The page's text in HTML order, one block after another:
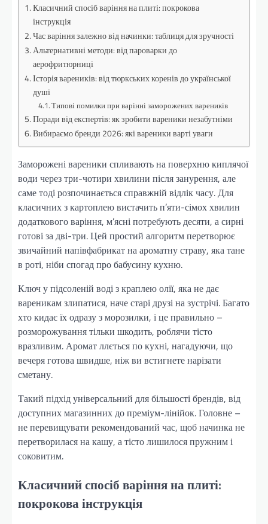
Класичний спосіб варіння на плиті: покрокова
інструкція
Час варіння залежно від начинки: таблиця для зручності
Альтернативні методи: від пароварки до
аерофритюрниці
Історія вареників: від тюркських коренів до української
душі
Типові помилки при варінні заморожених вареників
Поради від експертів: як зробити вареники незабутніми
Вибираємо бренди 2026: які вареники варті уваги
Заморожені вареники спливають на поверхню киплячої
води через три-чотири хвилини після занурення, але
саме тоді розпочинається справжній відлік часу. Для
класичних з картоплею вистачить п’яти-сімох хвилин
додаткового варіння, м’ясні потребують десяти, а сирні
готові за дві-три. Цей простий алгоритм перетворює
звичайний напівфабрикат на ароматну страву, яка тане
в роті, ніби спогад про бабусину кухню.
Ключ у підсоленій воді з краплею олії, яка не дає
вареникам злипатися, наче старі друзі на зустрічі. Багато
хто кидає їх одразу з морозилки, і це правильно –
розморожування тільки шкодить, роблячи тісто
вразливим. Аромат ллється по кухні, нагадуючи, що
вечеря готова швидше, ніж ви встигнете нарізати
сметану.
Такий підхід універсальний для більшості брендів, від
доступних магазинних до преміум-лінійок. Головне –
не перевищувати рекомендований час, щоб начинка не
перетворилася на кашу, а тісто лишилося пружним і
соковитим.
Класичний спосіб варіння на плиті:
покрокова інструкція